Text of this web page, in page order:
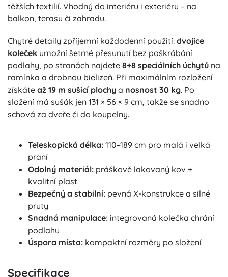
těžších textilií. Vhodný do interiéru i exteriéru – na
balkon, terasu či zahradu.
Chytré detaily zpříjemní každodenní použití: dvojice
koleček umožní šetrné přesunutí bez poškrábání
podlahy, po stranách najdete 8+8 speciálních úchytů na
ramínka a drobnou bielizeň. Při maximálním rozložení
získáte až 19 m sušicí plochy a nosnost 30 kg. Po
složení má sušák jen 131 × 56 × 9 cm, takže se snadno
schová za dveře či do koupelny.
Teleskopická délka: 110–189 cm pro malá i velká
praní
Odolný materiál: práškově lakovaný kov +
kvalitní plast
Bezpečný a stabilní: pevná X-konstrukce a silné
pruty
Snadná manipulace: integrovaná kolečka chrání
podlahu
Úspora místa: kompaktní rozměry po složení
Specifikace